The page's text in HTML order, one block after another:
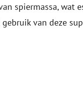
spiermassa, wat
van deze